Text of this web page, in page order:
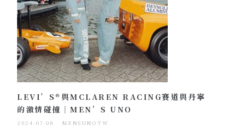
LEVI’S®與MCLAREN RACING賽道與丹寧
的激情碰撞｜MEN’S UNO
2024-07-08 MENSUNOTW